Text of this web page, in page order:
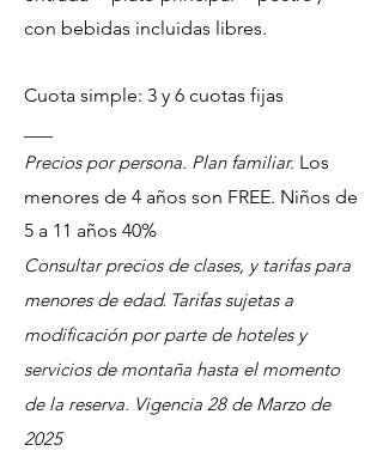
con bebidas incluidas libres.
Cuota simple: 3 y 6 cuotas fijas
Precios por persona. Plan familiar. Los
menores de 4 años son FREE. Niños de
5 a 11 años 40%
Consultar precios de clases, y tarifas para
menores de edad. Tarifas sujetas a
modificación por parte de hoteles y
servicios de montaña hasta el momento
de la reserva. Vigencia 28 de Marzo de
2025